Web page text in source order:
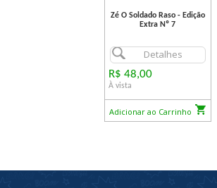
Zé O Soldado Raso - Edição
Extra Nº 7
Detalhes
R$ 48,00
À vista
Adicionar ao Carrinho